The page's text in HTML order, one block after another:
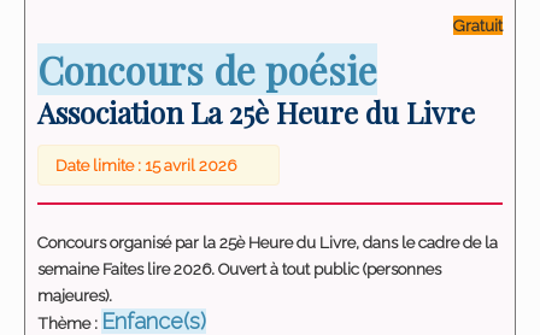
Gratuit
Concours de poésie
Association La 25è Heure du Livre
Date limite : 15 avril 2026
Concours organisé par la 25è Heure du Livre, dans le cadre de la
semaine Faites lire 2026. Ouvert à tout public (personnes
majeures).
Thème : Enfance(s)